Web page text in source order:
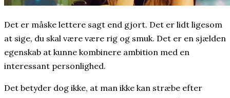
Det er måske lettere sagt end gjort. Det er lidt ligesom
at sige, du skal være være rig og smuk. Det er en sjælden
egenskab at kunne kombinere ambition med en
interessant personlighed.
Det betyder dog ikke, at man ikke kan stræbe efter